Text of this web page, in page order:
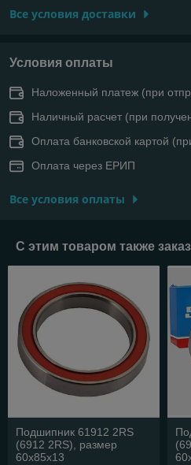
Все условия доставки
Условия оплаты
Наложенный платеж (при
Наличный расчет (при
Оплата банковской картой
Оплата через ЕРИП
Все условия оплаты
С этим товаром также
Подшипник 61912 2RS
(6912 2RS), размер
60х85х13